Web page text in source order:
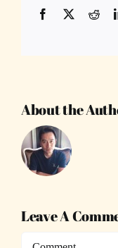
Facebook
X
About the
Leave A
Comment